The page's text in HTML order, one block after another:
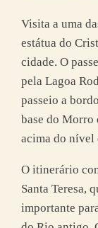
Visita a uma
estátua do
cidade. O
pela Lagoa
passeio a
base do Morro
acima do nível
O itinerário
Santa Teresa,
importante